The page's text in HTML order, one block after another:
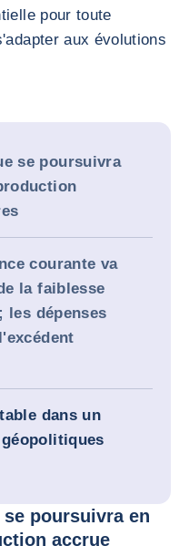
pour toute
aux évolutions
se poursuivra
courante va
la faiblesse
les dépenses
dans un
poursuivra en
accrue